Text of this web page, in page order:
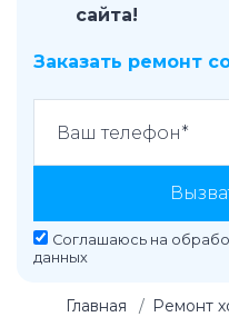
сайта!
Заказать ремонт
Соглашаюсь на
данных
Главная Ремонт